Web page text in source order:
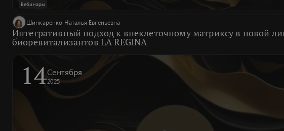
Вебинары
Шинкаренко Наталья Евгеньевна
Интегративный подход к внеклеточному матриксу в новой
биоревитализантов LA REGINA
14Сентября
2025